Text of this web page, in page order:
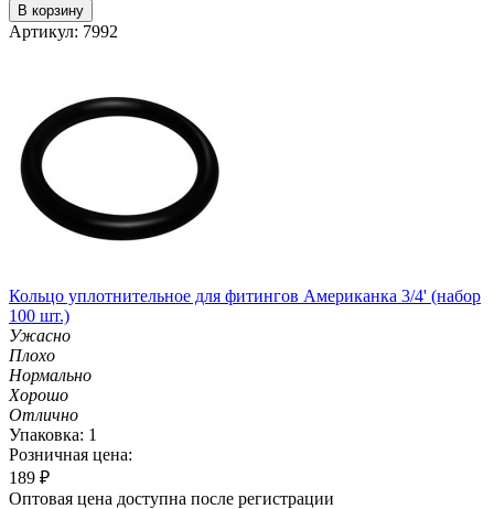
В корзину
Артикул: 7992
Кольцо уплотнительное для фитингов Американка 3/4' (набор
100 шт.)
Ужасно
Плохо
Нормально
Хорошо
Отлично
Упаковка: 1
Розничная цена:
189 ₽
Оптовая цена доступна после регистрации